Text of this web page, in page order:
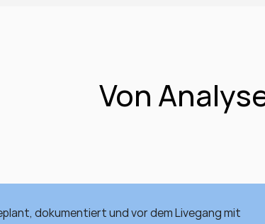
Von
dokumentiert und vor dem Livegang mit